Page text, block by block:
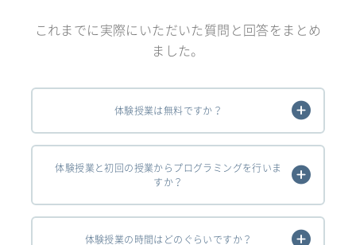
これまでに実際にいただいた質問と回答をまとめ
ました。
体験授業は無料ですか？
体験授業と初回の授業からプログラミングを行いま
すか？
体験授業の時間はどのぐらいですか？